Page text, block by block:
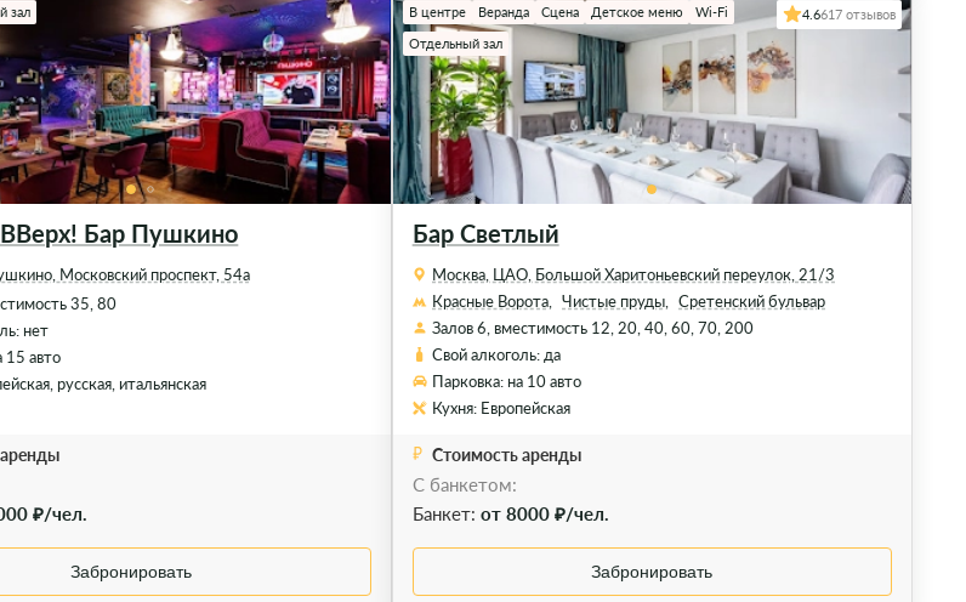
Бар Пушкино
зал
Московский проспект, 54а
35, 80
нет
15 авто
русская, итальянская
₽/чел.
Забронировать
Бар Светлый
В центре Веранда Сцена Детское меню
Wi-Fi
Отдельный зал
4.6617 отзывов
Москва, ЦАО, Большой Харитоньевский переулок, 21/3
Красные Ворота,
Чистые пруды,
Сретенский бульвар
Залов 6, вместимость 12, 20, 40, 60, 70, 200
Свой алкоголь: да
Парковка: на 10 авто
Кухня: Европейская
Стоимость аренды
С банкетом:
Банкет: от 8000 ₽/чел.
Забронировать